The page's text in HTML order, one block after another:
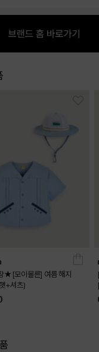
★[모이몰른] 여름 해지
+셔츠)